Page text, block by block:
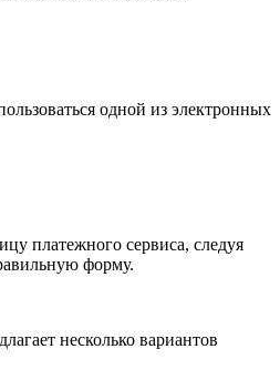
одной из электронных
платежного сервиса, следуя
форму.
несколько вариантов